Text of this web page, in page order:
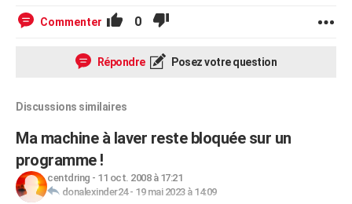
Commenter 0
Répondre Posez votre question
Discussions similaires
Ma machine à laver reste bloquée sur un
programme !
centdring - 11 oct. 2008 à 17:21
donalexinder24- 19 mai 2023 à 14:09